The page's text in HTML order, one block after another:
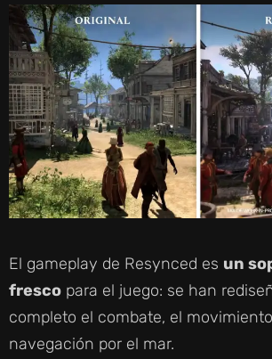
El gameplay de Resynced es un
fresco para el juego: se han
completo el combate, el
navegación por el mar.